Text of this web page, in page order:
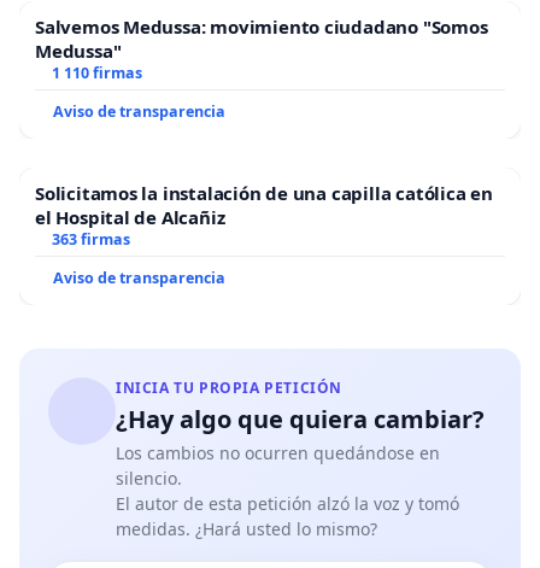
Salvemos Medussa: movimiento ciudadano "Somos
Medussa"
1 110 firmas
Aviso de transparencia
Solicitamos la instalación de una capilla católica en
el Hospital de Alcañiz
363 firmas
Aviso de transparencia
INICIA TU PROPIA PETICIÓN
¿Hay algo que quiera cambiar?
Los cambios no ocurren quedándose en
silencio.
El autor de esta petición alzó la voz y tomó
medidas. ¿Hará usted lo mismo?